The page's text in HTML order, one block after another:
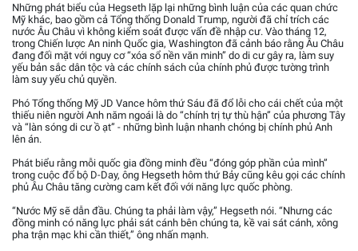
Những phát biểu của Hegseth lặp lại những bình luận của các quan chức
Mỹ khác, bao gồm cả Tổng thống Donald Trump, người đã chỉ trích các
nước Âu Châu vì không kiểm soát được vấn đề nhập cư. Vào tháng 12,
trong Chiến lược An ninh Quốc gia, Washington đã cảnh báo rằng Âu Châu
đang đối mặt với nguy cơ “xóa sổ nền văn minh” do di cư gây ra, làm suy
yếu bản sắc dân tộc và các chính sách của chính phủ được tường trình
làm suy yếu chủ quyền.
Phó Tổng thống Mỹ JD Vance hôm thứ Sáu đã đổ lỗi cho cái chết của một
thiếu niên người Anh năm ngoái là do “chính trị tự thù hận” của phương Tây
và “làn sóng di cư ồ ạt” - những bình luận nhanh chóng bị chính phủ Anh
lên án.
Phát biểu rằng mỗi quốc gia đồng minh đều “đóng góp phần của mình”
trong cuộc đổ bộ D-Day, ông Hegseth hôm thứ Bảy cũng kêu gọi các chính
phủ Âu Châu tăng cường cam kết đối với năng lực quốc phòng.
“Nước Mỹ sẽ dẫn đầu. Chúng ta phải làm vậy,” Hegseth nói. “Nhưng các
đồng minh có năng lực phải sát cánh bên chúng ta, kề vai sát cánh, xông
pha trận mạc khi cần thiết,” ông nhấn mạnh.